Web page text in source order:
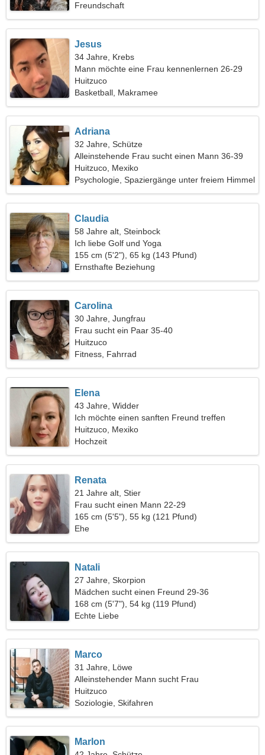
Freundschaft
Jesus
34 Jahre, Krebs
Mann möchte eine Frau kennenlernen 26-29
Huitzuco
Basketball, Makramee
Adriana
32 Jahre, Schütze
Alleinstehende Frau sucht einen Mann 36-39
Huitzuco, Mexiko
Psychologie, Spaziergänge unter freiem Himmel
Claudia
58 Jahre alt, Steinbock
Ich liebe Golf und Yoga
155 cm (5'2"), 65 kg (143 Pfund)
Ernsthafte Beziehung
Carolina
30 Jahre, Jungfrau
Frau sucht ein Paar 35-40
Huitzuco
Fitness, Fahrrad
Elena
43 Jahre, Widder
Ich möchte einen sanften Freund treffen
Huitzuco, Mexiko
Hochzeit
Renata
21 Jahre alt, Stier
Frau sucht einen Mann 22-29
165 cm (5'5"), 55 kg (121 Pfund)
Ehe
Natali
27 Jahre, Skorpion
Mädchen sucht einen Freund 29-36
168 cm (5'7"), 54 kg (119 Pfund)
Echte Liebe
Marco
31 Jahre, Löwe
Alleinstehender Mann sucht Frau
Huitzuco
Soziologie, Skifahren
Marlon